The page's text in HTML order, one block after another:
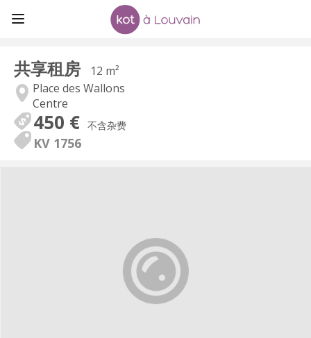
共享租房
12 m²
Place des Wallons
Centre
450 € 不含杂费
KV 1756